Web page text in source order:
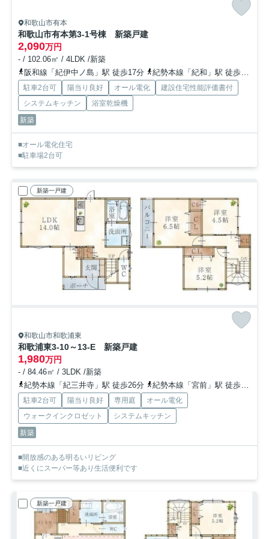
和歌山市有本
和歌山市有本第3-1号棟 新築戸建
2,090万円
- / 102.06㎡ / 4LDK /新築
阪和線「紀伊中ノ島」駅 徒歩17分
紀勢本線「紀和」駅 徒歩26分
駐車2台可 陽当り良好 オール電化
建設住宅性能評価書付
システムキッチン
浴室乾燥機
新築
■オール電化住宅
■駐車場2台可
新築一戸建
和歌山市和歌浦東
和歌浦東3-10～13-E 新築戸建
1,980万円
- / 84.46㎡ / 3LDK /新築
紀勢本線「紀三井寺」駅 徒歩26分
紀勢本線「宮前」駅 徒歩41分
駐車2台可 陽当り良好 専用庭
オール電化
ウォークインクロゼット
システムキッチン
新築
■開放感のある明るいリビング
■近くにスーパー等あり生活便利です
新築一戸建